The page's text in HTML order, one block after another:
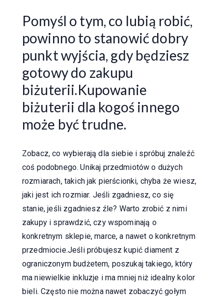
Pomyśl o tym, co lubią robić,
powinno to stanowić dobry
punkt wyjścia, gdy będziesz
gotowy do zakupu
biżuterii.Kupowanie
biżuterii dla kogoś innego
może być trudne.
Zobacz, co wybierają dla siebie i spróbuj znaleźć
coś podobnego. Unikaj przedmiotów o dużych
rozmiarach, takich jak pierścionki, chyba że wiesz,
jaki jest ich rozmiar. Jeśli zgadniesz, co się
stanie, jeśli zgadniesz źle? Warto zrobić z nimi
zakupy i sprawdzić, czy wspominają o
konkretnym sklepie, marce, a nawet o konkretnym
przedmiocie.Jeśli próbujesz kupić diament z
ograniczonym budżetem, poszukaj takiego, który
ma niewielkie inkluzje i ma mniej niż idealny kolor
bieli. Często nie można nawet zobaczyć gołym